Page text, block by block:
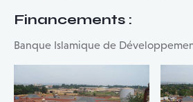
Financements :
Banque Islamique de